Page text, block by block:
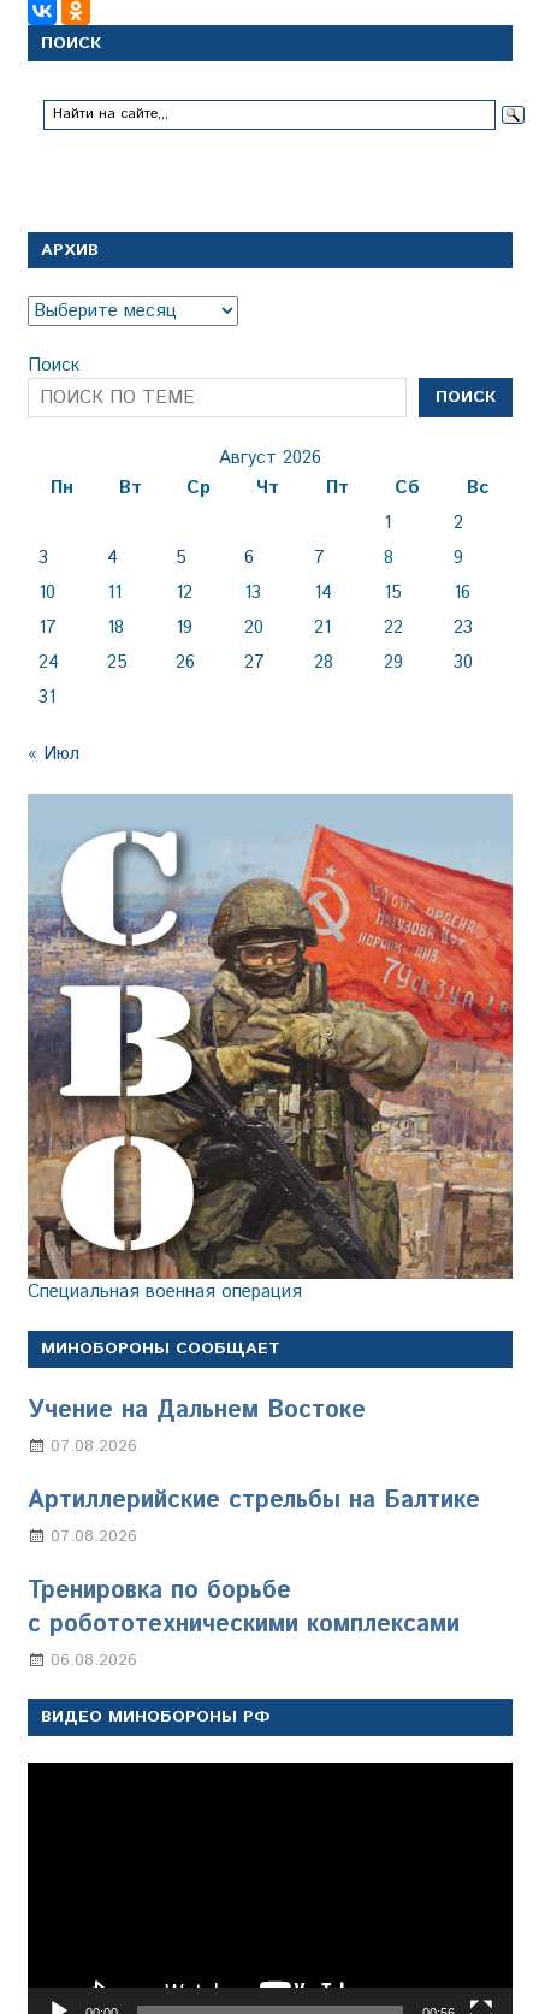
ПОИСК
АРХИВ
Архив
Поиск
ПОИСК
Август 2026
Пн
Вт Ср Чт Пт Сб
Вс
1
2
3
4 5 6 7 8
9
10
11 12 13 14 15
16
17
18 19 20 21 22
23
24
25 26 27 28 29
30
31
« Июл
Специальная военная операция
МИНОБОРОНЫ СООБЩАЕТ
Учение на Дальнем Востоке
07.08.2026
Артиллерийские стрельбы на Балтике
07.08.2026
Тренировка по борьбе
с робототехническими комплексами
06.08.2026
ВИДЕО МИНОБОРОНЫ РФ